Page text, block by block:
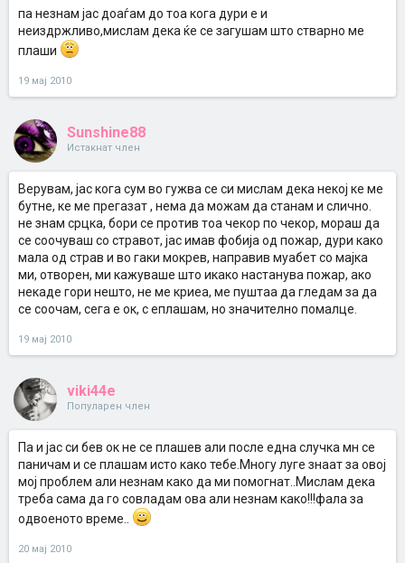
па незнам јас доаѓам до тоа кога дури е и
неиздржливо,мислам дека ќе се загушам што стварно ме
плаши
19 мај 2010
Sunshine88
Истакнат член
Верувам, јас кога сум во гужва се си мислам дека некој ке ме
бутне, ке ме прегазат , нема да можам да станам и слично.
не знам срцка, бори се против тоа чекор по чекор, мораш да
се соочуваш со стравот, јас имав фобија од пожар, дури како
мала од страв и во гаки мокрев, направив муабет со мајка
ми, отворен, ми кажуваше што икако настанува пожар, ако
некаде гори нешто, не ме криеа, ме пуштаа да гледам за да
се соочам, сега е ок, с еплашам, но значително помалце.
19 мај 2010
viki44e
Популарен член
Па и јас си бев ок не се плашев али после една случка мн се
паничам и се плашам исто како тебе.Многу луге знаат за овој
мој проблем али незнам како да ми помогнат..Мислам дека
треба сама да го совладам ова али незнам како!!!фала за
одвоеното време..
20 мај 2010